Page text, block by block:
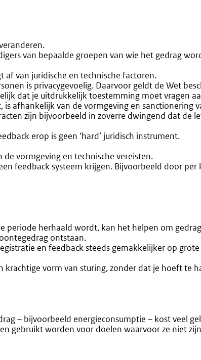
van bepaalde groepen van wie het gedrag
af van juridische en technische factoren.
is privacygevoelig. Daarvoor geldt de Wet
dat je uitdrukkelijk toestemming moet vragen
afhankelijk van de vormgeving en sanctionering
zijn bijvoorbeeld in zoverre dwingend dat de
erop is geen ‘hard’ juridisch instrument.
vormgeving en technische vereisten.
feedback systeem krijgen. Bijvoorbeeld door per
periode herhaald wordt, kan het helpen om
ontstaan.
en feedback steeds gemakkelijker op grote
krachtige vorm van sturing, zonder dat je hoeft te
– bijvoorbeeld energieconsumptie – kost veel
gebruikt worden voor doelen waarvoor ze niet